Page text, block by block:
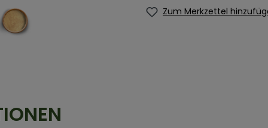
Zum Merkzettel